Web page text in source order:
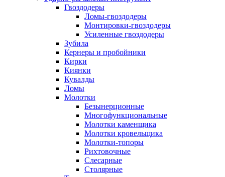
Гвоздодеры
Ломы-гвоздодеры
Монтировки-гвоздодеры
Усиленные гвоздодеры
Зубила
Кернеры и пробойники
Кирки
Киянки
Кувалды
Ломы
Молотки
Безынерционные
Многофункциональные
Молотки каменщика
Молотки кровельщика
Молотки-топоры
Рихтовочные
Слесарные
Столярные